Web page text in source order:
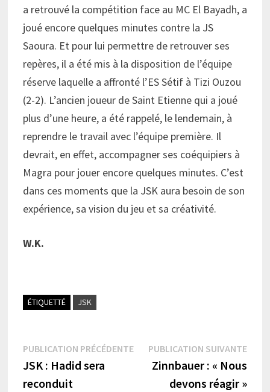
a retrouvé la compétition face au MC El Bayadh, a
joué encore quelques minutes contre la JS
Saoura. Et pour lui permettre de retrouver ses
repères, il a été mis à la disposition de l’équipe
réserve laquelle a affronté l’ES Sétif à Tizi Ouzou
(2-2). L’ancien joueur de Saint Etienne qui a joué
plus d’une heure, a été rappelé, le lendemain, à
reprendre le travail avec l’équipe première. Il
devrait, en effet, accompagner ses coéquipiers à
Magra pour jouer encore quelques minutes. C’est
dans ces moments que la JSK aura besoin de son
expérience, sa vision du jeu et sa créativité.
W.K.
ÉTIQUETTÉ JSK
Navigation
de
PUBLICATION PRÉCÉDENTEPublication
précédente :
JSK : Hadid sera
reconduit
PUBLICATION SUIVANTE
Zinnbauer : « Nous
devons réagir »